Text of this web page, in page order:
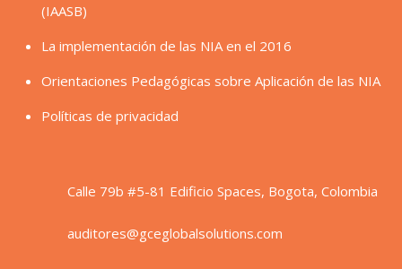
(IAASB)
La implementación de las NIA en el 2016
Orientaciones Pedagógicas sobre Aplicación de las NIA
Políticas de privacidad
Calle 79b #5-81 Edificio Spaces, Bogota, Colombia
auditores@gceglobalsolutions.com